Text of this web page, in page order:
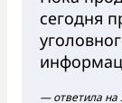
сегодня
— ответила на